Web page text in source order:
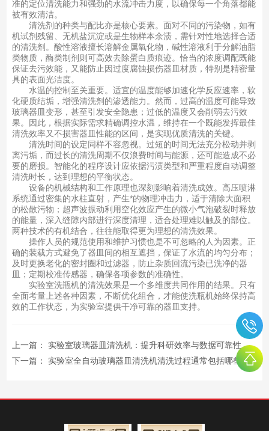
准的定位清洗能力和强劲的水流冲击力度，以确保每一个角落都能
被有效清洁。
清洗剂的种类与配比亦是核心要素。面对不同的污染物，如有
机试剂残留、无机盐沉淀或是生物样本余渍，需针对性地选择合适
的清洗剂。酸性溶液擅长溶解金属氧化物，碱性溶液利于分解油脂
类物质，酶类制剂则可高效去除蛋白质痕迹。恰当的浓度调配既能
保证去污效能，又能防止因过度腐蚀损伤器皿材质，特别是精密量
具的表面光洁度。
水温的控制至关重要。适宜的温度能够加速化学反应速率，软
化硬质结垢，增强清洗剂的渗透能力。然而，过高的温度可能导致
玻璃器皿变形，甚至引发安全隐患；过低的温度又会削弱去污效
果。因此，根据实际需求精确调控水温，维持在一个既能发挥最佳
清洗效率又不损害器皿性能的区间，是实现优质清洗的关键。
清洗时间的设定同样不容忽视。过短的时间无法充分松动并剥
离污垢，而过长的清洗周期不仅浪费时间与能源，还可能造成不必
要的磨损。智能化的程序设计应依据污渍类型和严重程度自动调整
清洗时长，达到理想的平衡状态。
设备的机械结构和工作原理也深刻影响着清洗成效。高压喷淋
系统通过密集的水柱直射，产生*的物理冲击力，适于清除大面积
的松散污物；超声波振动利用空化效应产生的微小气泡破裂时释放
的能量，深入缝隙内部进行深度清理，适合处理难以触及的部位。
两种技术的有机结合，往往能取得更为理想的清洗效果。
操作人员的规范使用和维护习惯也是不可忽略的人为因素。正
确的装载方式避免了器皿间的相互遮挡，保证了水流的均匀分布；
及时更换老化的密封圈和过滤器，防止杂质回流污染已洗净的器
皿；定期校准传感器，确保各项参数的准确性。
实验室洗瓶机的清洗效果是一个多维度共同作用的结果。只有
全面考量上述各种因素，不断优化组合，才能使洗瓶机始终保持高
效的工作状态，为实验室提供干净可靠的器皿支持。
上一篇： 实验室玻璃器皿清洗机：提升科研效率与数据可靠性的关键设备
下一篇： 实验室全自动玻璃器皿清洗机清洗过程通常包括哪些步骤？